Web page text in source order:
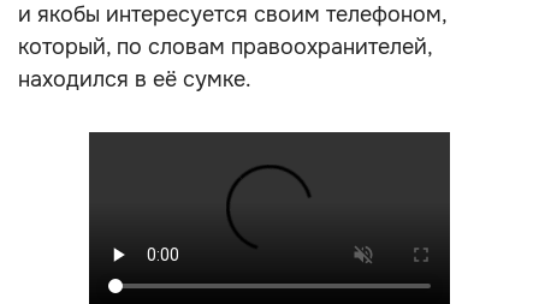
и якобы интересуется своим телефоном,
который, по словам правоохранителей,
находился в её сумке.